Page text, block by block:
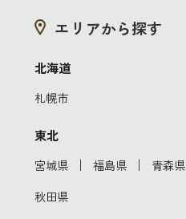
エリアから探す
北海道
札幌市
東北
宮城県 ｜ 福島県 ｜ 青森県
秋田県